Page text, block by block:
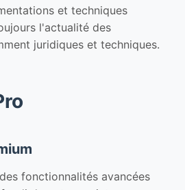
et techniques
l'actualité des
juridiques et techniques.
fonctionnalités avancées